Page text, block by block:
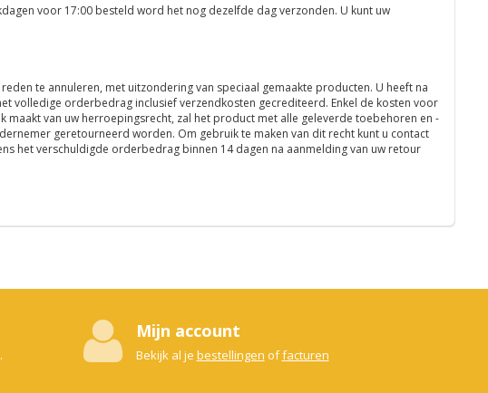
voor 17:00 besteld word het nog dezelfde dag verzonden. U kunt uw
te annuleren, met uitzondering van speciaal gemaakte producten. U heeft na
volledige orderbedrag inclusief verzendkosten gecrediteerd. Enkel de kosten voor
van uw herroepingsrecht, zal het product met alle geleverde toebehoren en -
geretourneerd worden. Om gebruik te maken van dit recht kunt u contact
het verschuldigde orderbedrag binnen 14 dagen na aanmelding van uw retour
Mijn account
Bekijk al je bestellingen offacturen